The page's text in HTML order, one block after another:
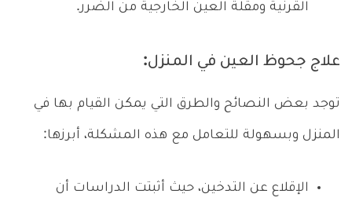
القرنية ومقلة العين الخارجية من الضرر.
علاج جحوظ العين في المنزل:
توجد بعض النصائح والطرق التي يمكن القيام بها في
المنزل وبسهولة للتعامل مع هذه المشكلة، أبرزها:
الإقلاع عن التدخين، حيث أثبتت الدراسات أن